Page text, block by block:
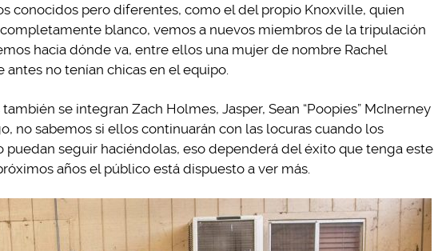
conocidos pero diferentes, como el del propio Knoxville, quien
blanco, vemos a nuevos miembros de la tripulación
hacia dónde va, entre ellos una mujer de nombre Rachel
no tenían chicas en el equipo.
se integran Zach Holmes, Jasper, Sean “Poopies” McInerney
no sabemos si ellos continuarán con las locuras cuando los
puedan seguir haciéndolas, eso dependerá del éxito que tenga este
años el público está dispuesto a ver más.